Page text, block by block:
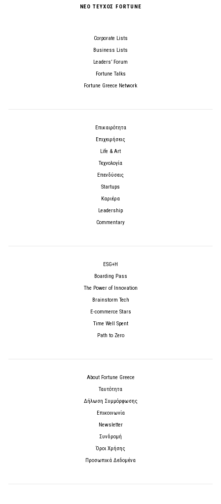
ΝΕΟ ΤΕΥΧΟΣ FORTUNE
Corporate Lists
Business Lists
Leaders’ Forum
Fortune Talks
Fortune Greece Network
Επικαιρότητα
Επιχειρήσεις
Life & Art
Τεχνολογία
Επενδύσεις
Startups
Καριέρα
Leadership
Commentary
ESG+H
Boarding Pass
The Power of Innovation
Brainstorm Tech
E-commerce Stars
Time Well Spent
Path to Zero
About Fortune Greece
Ταυτότητα
Δήλωση Συμμόρφωσης
Επικοινωνία
Newsletter
Συνδρομή
Όροι Χρήσης
Προσωπικά Δεδομένα